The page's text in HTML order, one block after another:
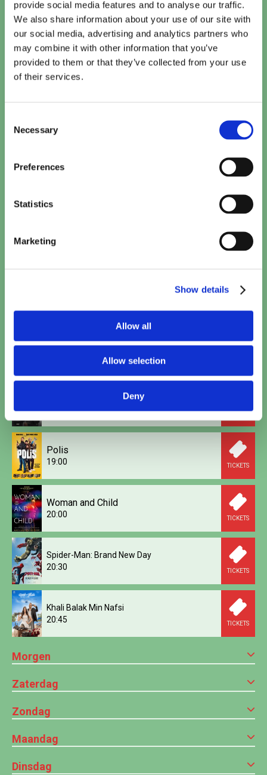
provide social media features and to analyse our traffic.
We also share information about your use of our site with
our social media, advertising and analytics partners who
may combine it with other information that you’ve
provided to them or that they’ve collected from your use
of their services.
Selection
Necessary
Preferences
Statistics
Marketing
Show details
Allow all
Allow selection
Deny
Vandaag
Toy Story 5 (2D NL)
TICKETS
Minions & Monsters (NL)
Calle Malaga
18:00 TICKETS
Polis
19:00 TICKETS
Woman and Child
20:00 TICKETS
Spider-Man: Brand New Day
20:30
TICKETS
Khali Balak Min Nafsi
20:45
TICKETS
Morgen
Zaterdag
Zondag
Maandag
Dinsdag